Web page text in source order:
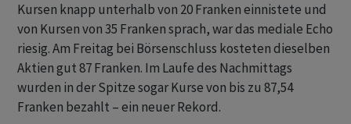
Kursen knapp unterhalb von 20 Franken einnistete und
von Kursen von 35 Franken sprach, war das mediale Echo
riesig. Am Freitag bei Börsenschluss kosteten dieselben
Aktien gut 87 Franken. Im Laufe des Nachmittags
wurden in der Spitze sogar Kurse von bis zu 87,54
Franken bezahlt – ein neuer Rekord.